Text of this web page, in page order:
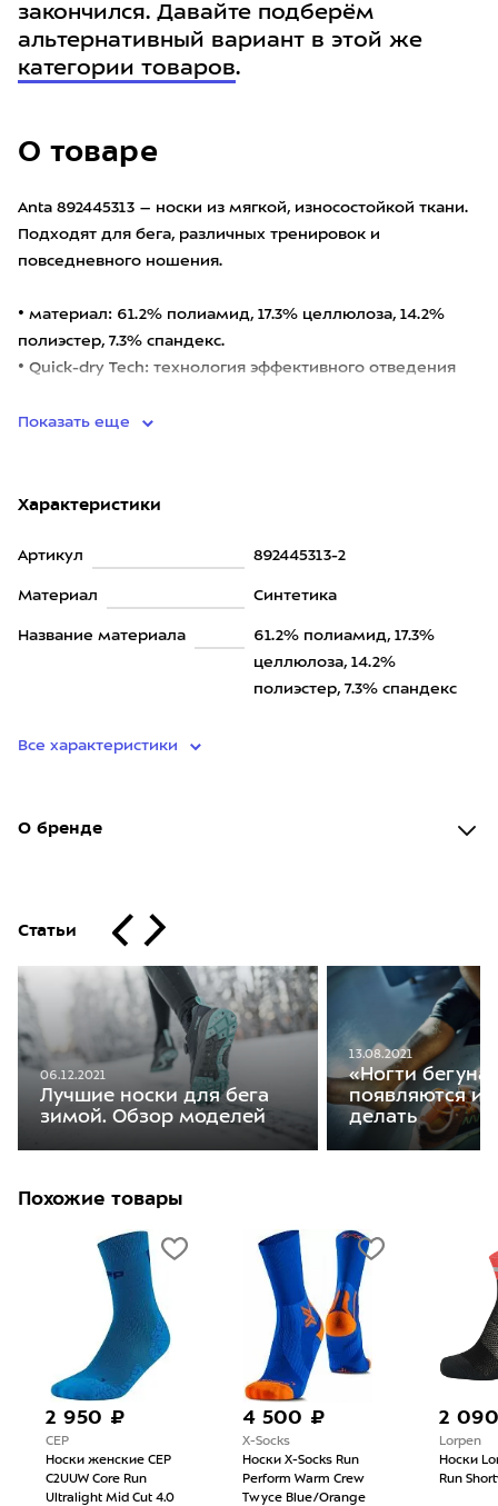
О товаре
Anta 892445313 – носки из мягкой, износостойкой ткани.
Подходят для бега, различных тренировок и
повседневного ношения.
• материал: 61.2% полиамид, 17.3% целлюлоза, 14.2%
полиэстер, 7.3% спандекс.
• Quick-dry Tech: технология эффективного отведения
Показать еще
Характеристики
Артикул 892445313-2
Материал Синтетика
Название материала
61.2% полиамид, 17.3%
целлюлоза, 14.2%
полиэстер, 7.3% спандекс
Все характеристики
О бренде
Статьи
06.12.2021
Лучшие носки для бега
зимой. Обзор моделей
13.08.2021
«Ногти
появляются и
делать
закончился. Давайте подберём
альтернативный вариант в этой же
категории товаров.
Похожие товары
2 950 ₽
CEP
Носки женские CEP
C2UUW Core Run
Ultralight Mid Cut 4.0
4 500 ₽
X-Socks
Носки X-Socks Run
Perform Warm Crew
Twyce Blue/Orange
2
Lorpen
Носки
Run